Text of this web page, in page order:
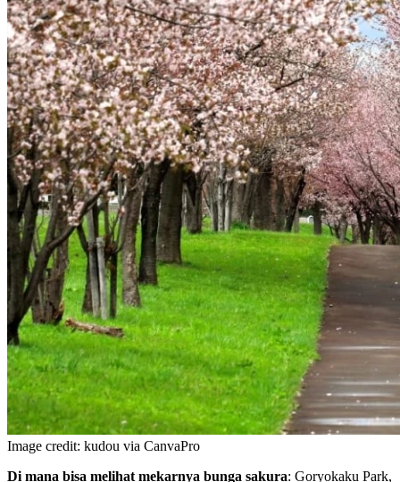
Image credit: kudou via CanvaPro
Di mana bisa melihat mekarnya bunga sakura: Goryokaku Park,